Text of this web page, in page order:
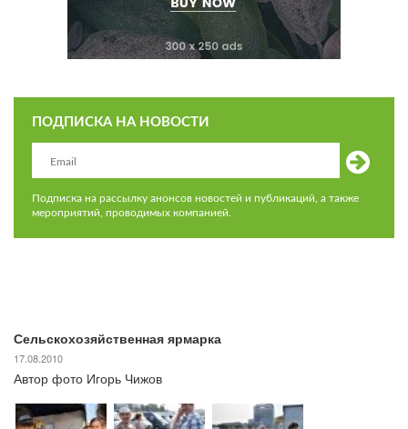
ПОДПИСКА НА НОВОСТИ
Подписка на рассылку анонсов новостей и публикаций, а также
мероприятий, проводимых компанией.
Сельскохозяйственная ярмарка
17.08.2010
Автор фото Игорь Чижов